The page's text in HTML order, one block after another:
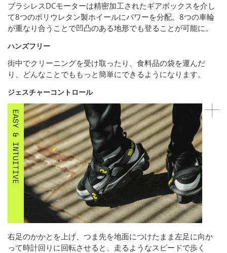
ブラシレスDCモーターは精密加工されたギアボックスを介し
て8つのポリウレタン製ホイールにパワーを分配。8つの車輪
が重なり合うことで凹凸のある地形でも登ることが可能に。
ハンズフリー
街中でクリーニングを受け取ったり、食料品の袋を運んだ
り、どんなことでももっと簡単にできるようになります。
ジェスチャーコントロール
右足のかかとを上げ、つま先を地面につけたまま左足に向か
って時計回りに回転させると、走るようなスピードで歩く